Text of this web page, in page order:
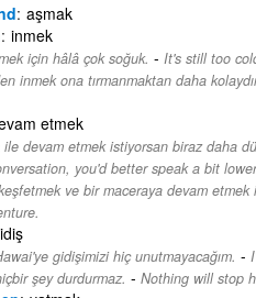
aşmak
inmek
için hâlâ çok soğuk. - It's still too
inmek ona tırmanmaktan daha
etmek
ile devam etmek istiyorsan biraz daha
you'd better speak a bit
ve bir maceraya devam etmek
gidişimizi hiç unutmayacağım. -
şey durdurmaz. - Nothing will stop